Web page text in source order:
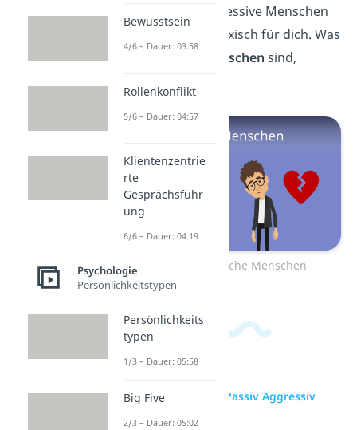
Fall sind passiv aggressive Menschen
in deinem Umfeld toxisch für dich. Was
genau
toxische Menschen sind,
Zum Video: Toxische Menschen
zur Videoseite: Passiv Aggressiv
Bewusstsein
4/6 – Dauer: 03:58
Rollenkonflikt
5/6 – Dauer: 04:57
Klientenzentrie
rte
Gesprächsführ
ung
6/6 – Dauer: 04:19
Psychologie
Persönlichkeitstypen
Persönlichkeits
typen
1/3 – Dauer: 05:58
Big Five
2/3 – Dauer: 05:02